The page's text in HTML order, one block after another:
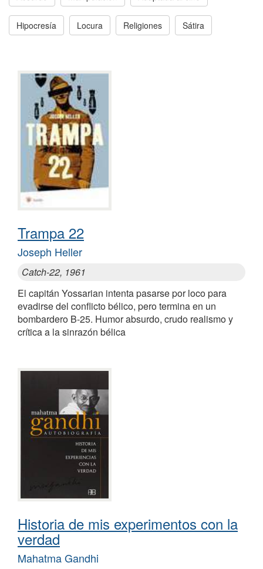
Hipocresía Locura Religiones Sátira
Trampa 22
Joseph Heller
Catch-22, 1961
El capitán Yossarian intenta pasarse por loco para
evadirse del conflicto bélico, pero termina en un
bombardero B-25. Humor absurdo, crudo realismo y
crítica a la sinrazón bélica
Historia de mis experimentos con la
verdad
Mahatma Gandhi